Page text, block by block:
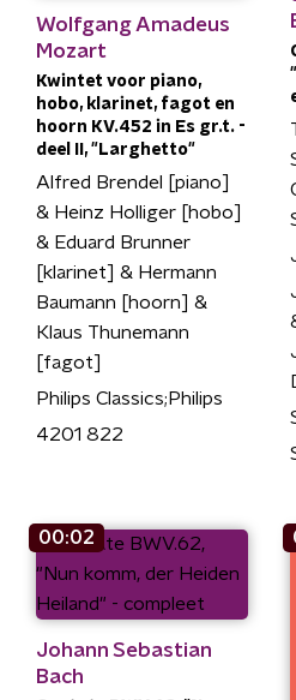
Wolfgang Amadeus
Mozart
Kwintet voor piano,
hobo, klarinet, fagot en
hoorn KV.452 in Es gr.t. -
deel II, "Larghetto"
Alfred Brendel [piano]
& Heinz Holliger [hobo]
& Eduard Brunner
[klarinet] & Hermann
Baumann [hoorn] &
Klaus Thunemann
[fagot]
Philips Classics;Philips
4201 822
00:02
Johann Sebastian
Bach